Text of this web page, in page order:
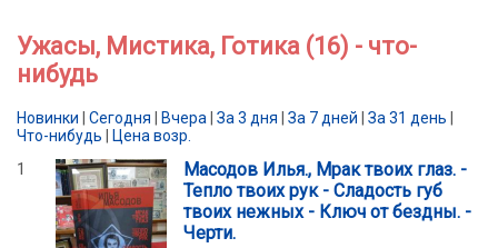
Ужасы, Мистика, Готика (16) - что-
нибудь
Новинки Сегодня Вчера За 3 дня За 7 дней За 31 день
Что-нибудь
Цена возр.
1
Масодов Илья., Мрак твоих глаз. -
Тепло твоих рук - Сладость губ
твоих нежных - Ключ от бездны. -
Черти.